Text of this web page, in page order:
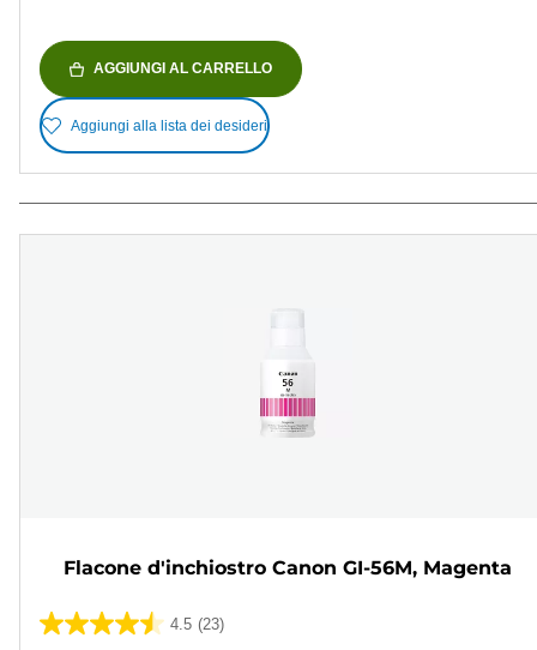
AGGIUNGI AL CARRELLO
Aggiungi alla lista dei desideri
Flacone d'inchiostro Canon GI-56M, Magenta
4.5 (23)
4.5